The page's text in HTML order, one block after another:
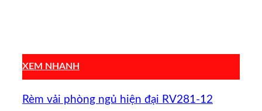
XEM NHANH
Rèm vải phòng ngủ hiện đại RV281-12